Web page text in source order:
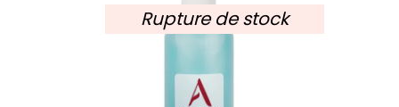
Rupture de stock